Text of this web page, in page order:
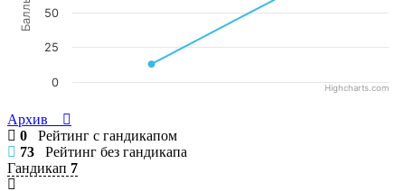
Баллы
0
25
50
Highcharts.com
Архив
0 Рейтинг с гандикапом
73 Рейтинг без гандикапа
Гандикап 7